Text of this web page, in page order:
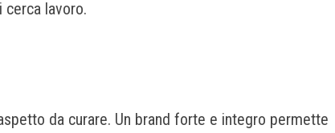
lavoro.
da curare. Un brand forte e integro permette